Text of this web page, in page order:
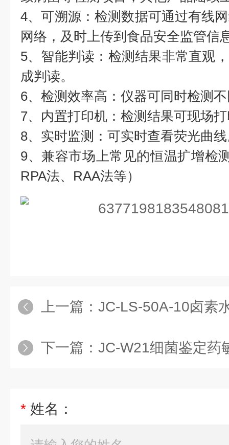
4、可溯源：检测数据可通过有线
网络，及时上传到食品安全监管信
5、智能判读：检测结果非常直观
成判读。
6、检测效率高：仪器可同时检测
7、内置打印机：检测结果可现场
8、实时监测：可实时查看荧光曲
9、兼容市场上常见的恒温扩增检
RPA法、RAA法等）
上一篇： JC-LS-50A-10卤素
下一篇： JC-W21细菌鉴定药
* 姓名：